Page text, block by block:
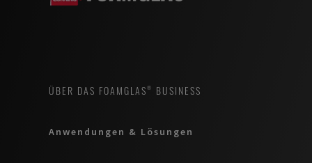
ÜBER DAS FOAMGLAS® BUSINESS
Anwendungen & Lösungen